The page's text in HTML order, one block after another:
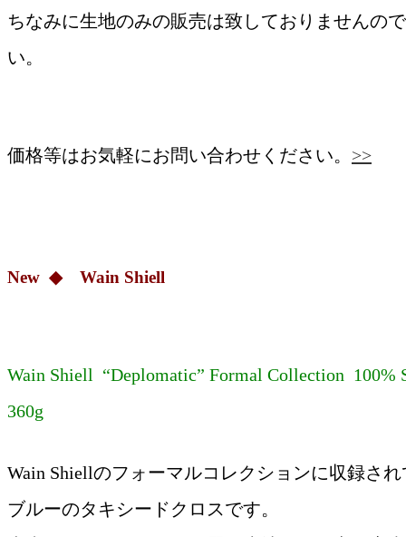
ちなみに生地のみの販売は致しておりませんの
い。
価格等はお気軽にお問い合わせください。 >>
New ◆ Wain Shiell
Wain Shiell “Deplomatic” Formal Collection 100%
360g
Wain Shiellのフォーマルコレクションに収録さ
ブルーのタキシードクロスです。